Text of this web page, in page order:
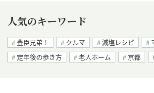
人気のキーワード
豊臣兄弟！ クルマ 減塩レシピ
定年後の歩き方
老人ホーム 京都